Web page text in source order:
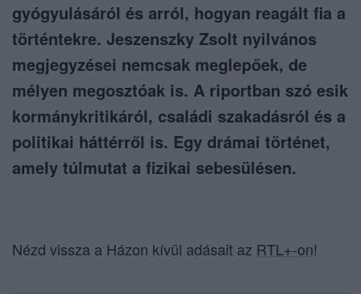
gyógyulásáról és arról, hogyan reagált fia a
történtekre. Jeszenszky Zsolt nyilvános
megjegyzései nemcsak meglepőek, de
mélyen megosztóak is. A riportban szó esik
kormánykritikáról, családi szakadásról és a
politikai háttérről is. Egy drámai történet,
amely túlmutat a fizikai sebesülésen.
Nézd vissza a Házon kívül adásait az RTL+-on!